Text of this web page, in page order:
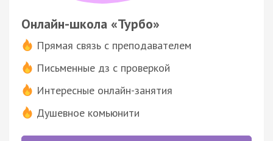
Онлайн-школа «Турбо»
Прямая связь с преподавателем
Письменные дз с проверкой
Интересные онлайн-занятия
Душевное комьюнити